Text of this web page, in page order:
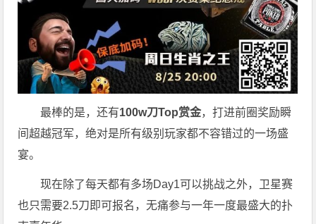
最棒的是，还有100w刀Top赏金，打进前圈奖励瞬
间超越冠军，绝对是所有级别玩家都不容错过的一场盛
宴。
现在除了每天都有多场Day1可以挑战之外，卫星赛
也只需要2.5刀即可报名，无痛参与一年一度最盛大的扑